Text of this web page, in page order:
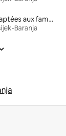
Locations adaptées aux familles
Baranja